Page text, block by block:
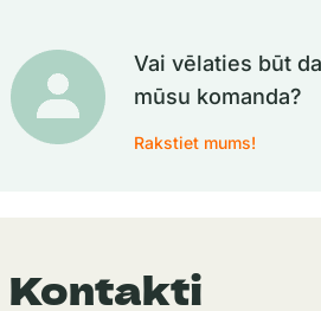
Vai vēlaties būt
mūsu komanda?
Rakstiet mums!
Kontakti